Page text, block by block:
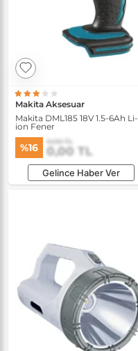
Makita Aksesuar
Makita DML185 18V 1.5-6Ah Li-
ion Fener
%16 0,00 TL
0,00 TL
Gelince Haber Ver